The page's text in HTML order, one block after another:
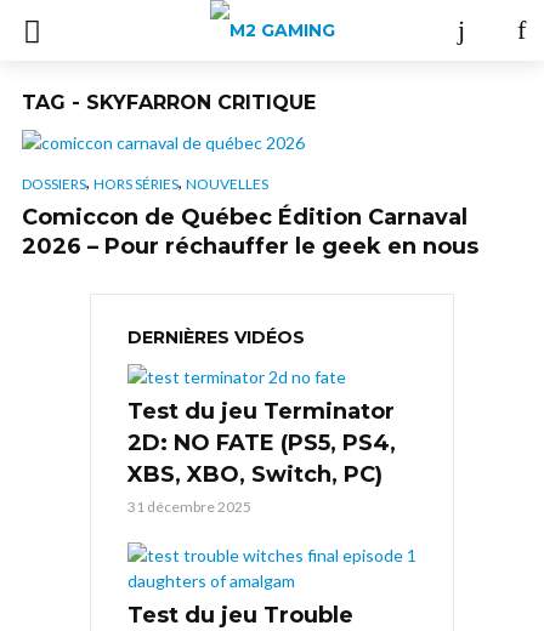
TAG - SKYFARRON CRITIQUE
DOSSIERS, HORS SÉRIES, NOUVELLES
Comiccon de Québec Édition Carnaval
2026 – Pour réchauffer le geek en nous
DERNIÈRES VIDÉOS
Test du jeu Terminator
2D: NO FATE (PS5, PS4,
XBS, XBO, Switch, PC)
31 décembre 2025
Test du jeu Trouble